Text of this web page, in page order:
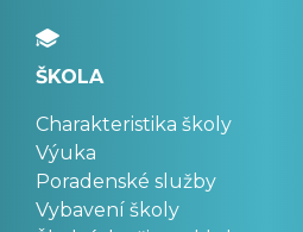
ŠKOLA
Charakteristika školy
Výuka
Poradenské služby
Vybavení školy